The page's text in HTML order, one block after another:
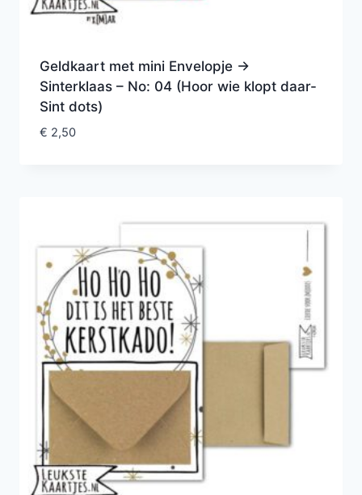
Geldkaart met mini Envelopje ->
Sinterklaas – No: 04 (Hoor wie klopt daar-
Sint dots)
€ 2,50